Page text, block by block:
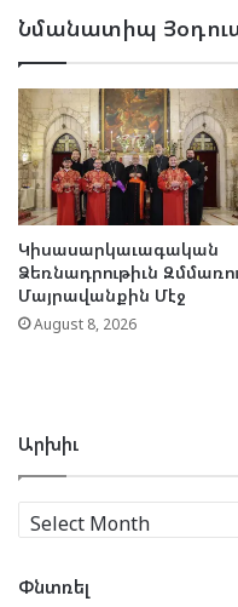
Նմանատիպ
Կիսասարկաւագական
Ձեռնադրութիւն
Մայրավանքին Մէջ
August 8, 2026
Արխիւ
Արխիւ
Փնտռել